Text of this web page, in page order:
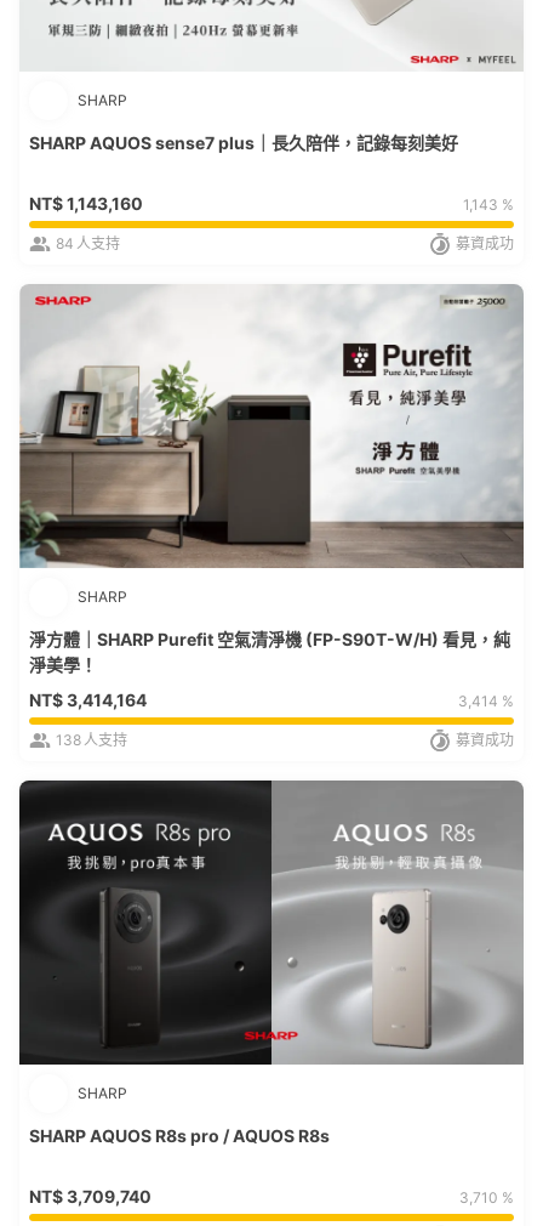
SHARP
SHARP AQUOS sense7 plus｜長久陪伴，記錄每刻美好
NT$1,143,160 1,143 %
84 人支持 募資成功
SHARP
淨方體｜SHARP Purefit 空氣清淨機 (FP-S90T-W/H) 看見，純
淨美學！
NT$3,414,164 3,414 %
138 人支持 募資成功
SHARP
SHARP AQUOS R8s pro / AQUOS R8s
NT$3,709,740 3,710 %